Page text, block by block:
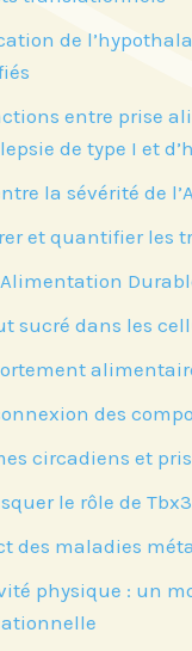
de
entre prise
de type I et
la sévérité de
et quantifier les
sucré dans les
des
circadiens et
le rôle de
des maladies
physique : un
Abonnez-